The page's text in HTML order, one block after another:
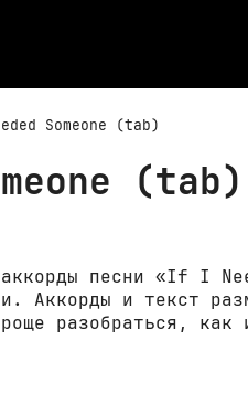
Someone (tab)
песни «If I
Аккорды и текст
разобраться,